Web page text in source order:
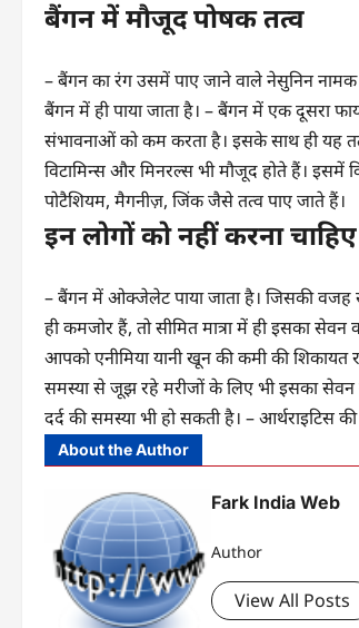
बैंगन में मौजूद पोषक तत्व
– बैंगन का रंग उसमें पाए जाने वाले नेसुनिन
बैंगन में ही पाया जाता है। – बैंगन में एक दूसरा
संभावनाओं को कम करता है। इसके साथ ही यह
विटामिन्स और मिनरल्स भी मौजूद होते हैं। इसमें
पोटैशियम, मैगनीज़, जिंक जैसे तत्व पाए जाते हैं।
इन लोगों को नहीं करना
– बैंगन में ओक्जेलेट पाया जाता है। जिसकी वजह
ही कमजोर हैं, तो सीमित मात्रा में ही इसका
आपको एनीमिया यानी खून की कमी की शिकायत
समस्या से जूझ रहे मरीजों के लिए भी इसका सेवन
दर्द की समस्या भी हो सकती है। – आर्थराइटिस
About the Author
Fark India Web
Author
View All Posts